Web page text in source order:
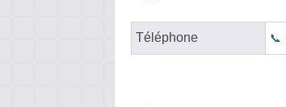
Téléphone